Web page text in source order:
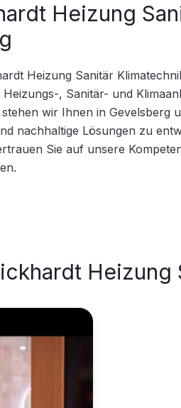
Heizung
Heizung Sanitär
, Sanitär- und
wir Ihnen in Gevelsberg
nachhaltige Lösungen zu
Sie auf unsere
Heizung